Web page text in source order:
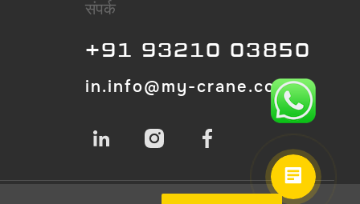
संपर्क
+91 93210 03850
in.info@my-crane.com